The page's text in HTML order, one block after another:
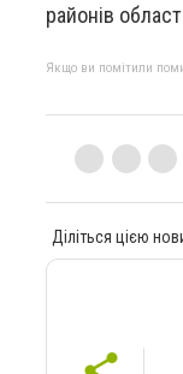
районів
Якщо ви помітили
Діліться цією